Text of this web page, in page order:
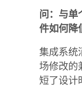
问：与单
件如何降
集成系统
场修改的
短了设计